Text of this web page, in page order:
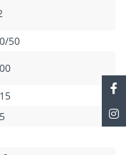
50